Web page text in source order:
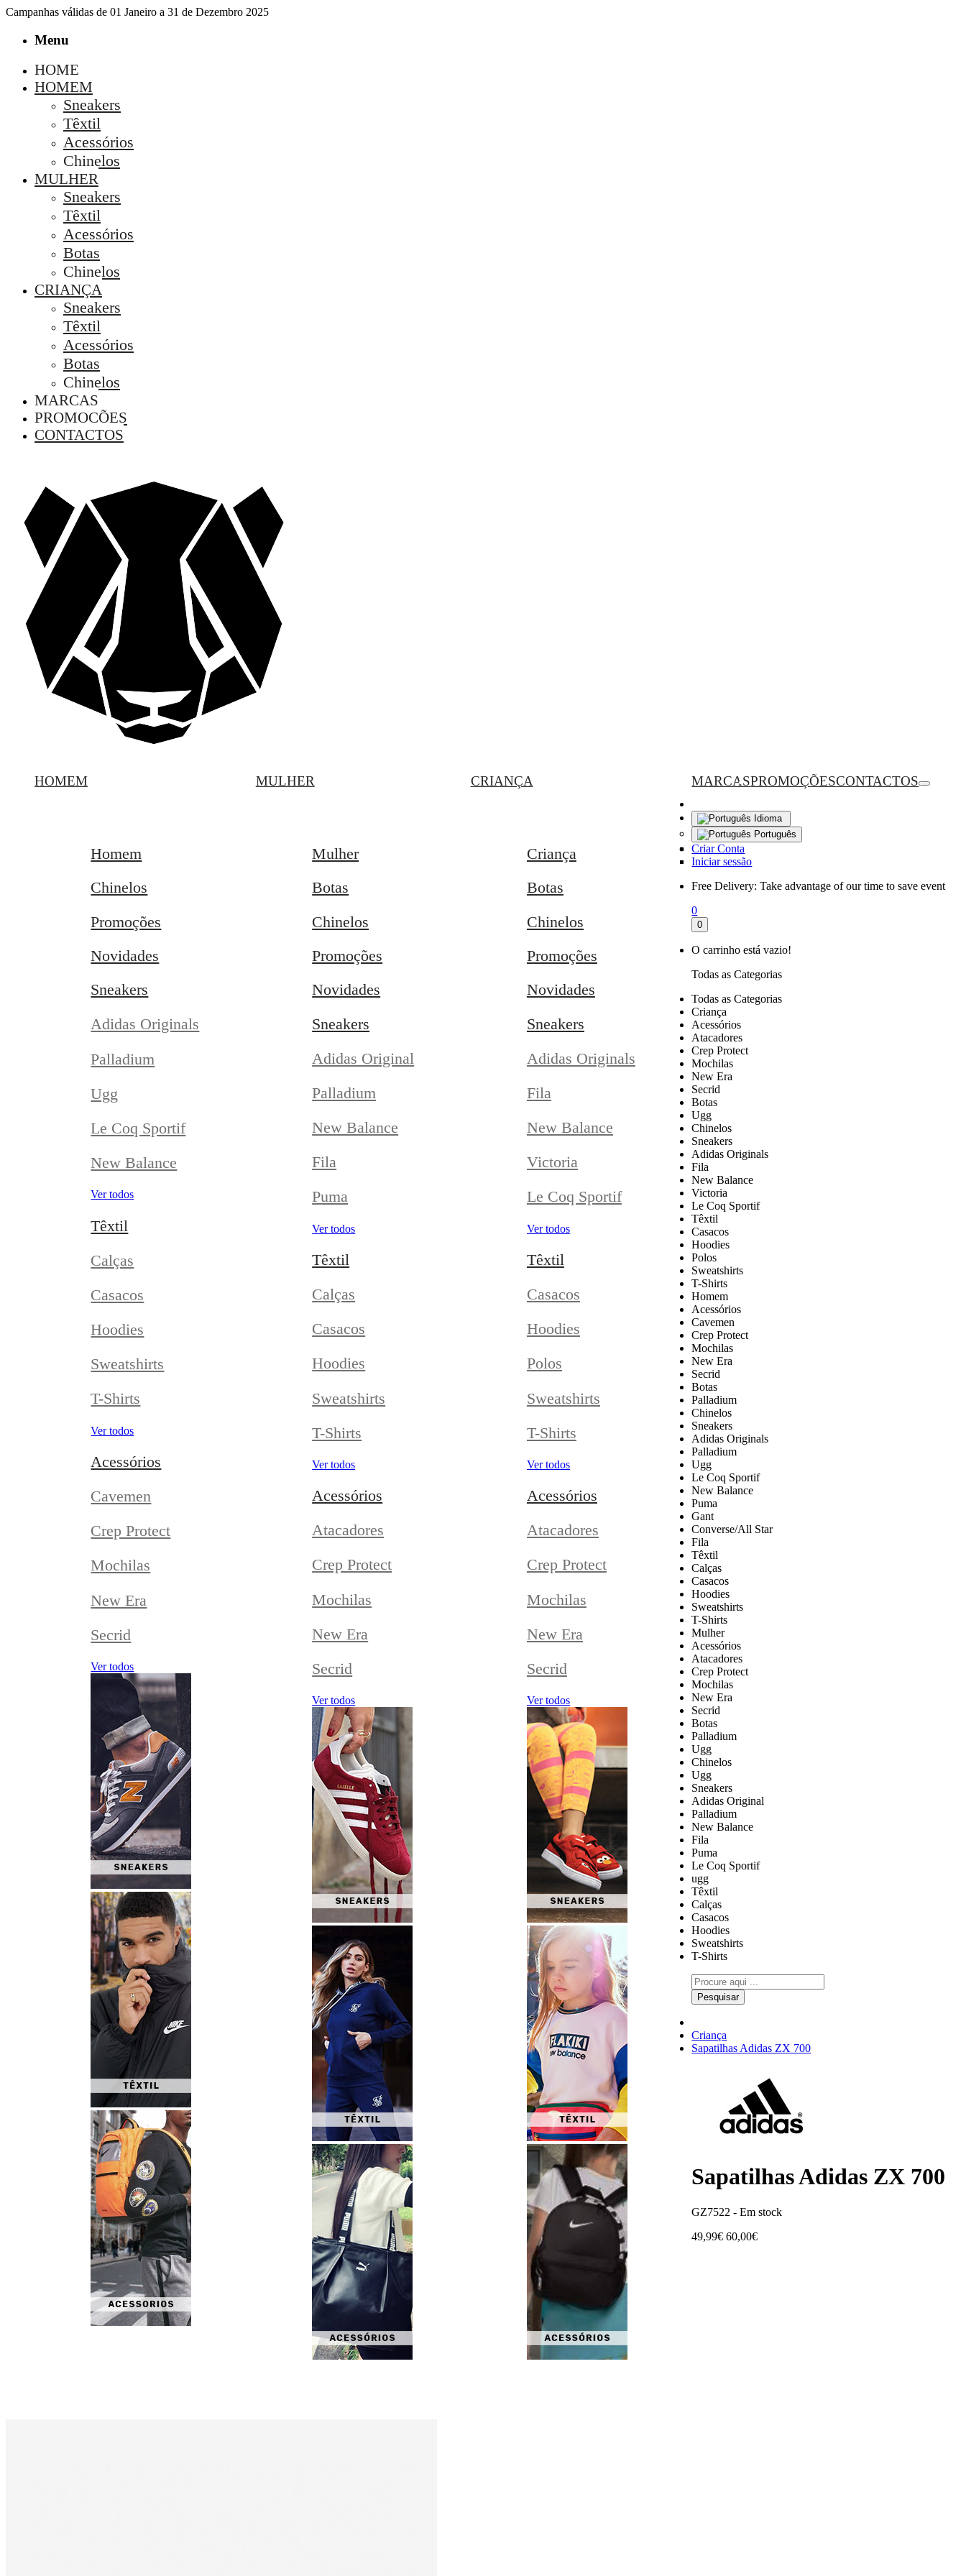
Campanhas válidas de 01 Janeiro a 31 de Dezembro 2025
Menu
HOME
HOMEM
Sneakers
Têxtil
Acessórios
Chinelos
MULHER
Sneakers
Têxtil
Acessórios
Botas
Chinelos
CRIANÇA
Sneakers
Têxtil
Acessórios
Botas
Chinelos
MARCAS
PROMOÇÕES
CONTACTOS
HOMEM
Homem
Chinelos
Promoções
Novidades
Sneakers
Adidas Originals
Palladium
Ugg
Le Coq Sportif
New Balance
Ver todos
Têxtil
Calças
Casacos
Hoodies
Sweatshirts
T-Shirts
Ver todos
Acessórios
Cavemen
Crep Protect
Mochilas
New Era
Secrid
Ver todos
MULHER
Mulher
Botas
Chinelos
Promoções
Novidades
Sneakers
Adidas Original
Palladium
New Balance
Fila
Puma
Ver todos
Têxtil
Calças
Casacos
Hoodies
Sweatshirts
T-Shirts
Ver todos
Acessórios
Atacadores
Crep Protect
Mochilas
New Era
Secrid
Ver todos
CRIANÇA
Criança
Botas
Chinelos
Promoções
Novidades
Sneakers
Adidas Originals
Fila
New Balance
Victoria
Le Coq Sportif
Ver todos
Têxtil
Casacos
Hoodies
Polos
Sweatshirts
T-Shirts
Ver todos
Acessórios
Atacadores
Crep Protect
Mochilas
New Era
Secrid
Ver todos
MARCASPROMOÇÕESCONTACTOS
Idioma
Português
Criar Conta
Iniciar sessão
Free Delivery: Take advantage of our time to save event
0
0
O carrinho está vazio!
Todas as Categorias
Todas as Categorias
Criança
Acessórios
Atacadores
Crep Protect
Mochilas
New Era
Secrid
Botas
Ugg
Chinelos
Sneakers
Adidas Originals
Fila
New Balance
Victoria
Le Coq Sportif
Têxtil
Casacos
Hoodies
Polos
Sweatshirts
T-Shirts
Homem
Acessórios
Cavemen
Crep Protect
Mochilas
New Era
Secrid
Botas
Palladium
Chinelos
Sneakers
Adidas Originals
Palladium
Ugg
Le Coq Sportif
New Balance
Puma
Gant
Converse/All Star
Fila
Têxtil
Calças
Casacos
Hoodies
Sweatshirts
T-Shirts
Mulher
Acessórios
Atacadores
Crep Protect
Mochilas
New Era
Secrid
Botas
Palladium
Ugg
Chinelos
Ugg
Sneakers
Adidas Original
Palladium
New Balance
Fila
Puma
Le Coq Sportif
ugg
Têxtil
Calças
Casacos
Hoodies
Sweatshirts
T-Shirts
Pesquisar
Criança
Sapatilhas Adidas ZX 700
Sapatilhas Adidas ZX 700
GZ7522 -Em stock
49,99€ 60,00€